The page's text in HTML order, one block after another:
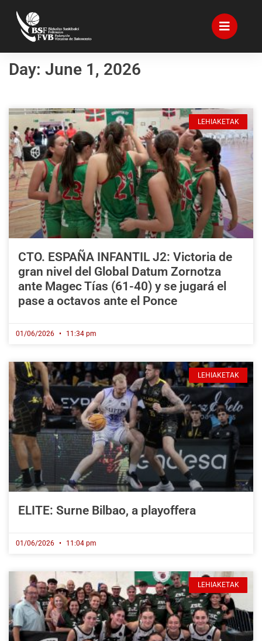
Day: June 1, 2026
LEHIAKETAK
CTO. ESPAÑA INFANTIL J2: Victoria de
gran nivel del Global Datum Zornotza
ante Magec Tías (61-40) y se jugará el
pase a octavos ante el Ponce
01/06/2026 11:34 pm
LEHIAKETAK
ELITE: Surne Bilbao, a playoffera
01/06/2026 11:04 pm
LEHIAKETAK